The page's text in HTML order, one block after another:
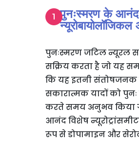
पुनःस्मरण के
न्यूरोबायोलॉजिकल
पुनःस्मरण जटिल न्यूरल
सक्रिय करता है जो यह
कि यह इतनी संतोषजनक
सकारात्मक यादों को
करते समय अनुभव किया
आनंद विशेष
रूप से डोपामाइन और